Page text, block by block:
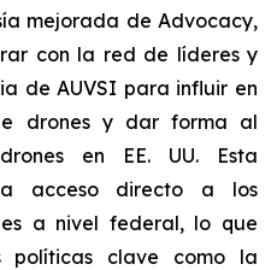
mejorada de Advocacy,
con la red de líderes y
de AUVSI para influir en
drones y dar forma al
en EE. UU. Esta
acceso directo a los
a nivel federal, lo que
políticas clave como la